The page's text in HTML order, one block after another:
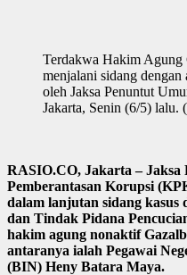
Terdakwa Hakim Agung
menjalani sidang dengan
oleh Jaksa Penuntut
Jakarta, Senin (6/5) lalu.
RASIO.CO, Jakarta – Jaksa
Pemberantasan Korupsi
dalam lanjutan sidang kasus
dan Tindak Pidana
hakim agung nonaktif
antaranya ialah Pegawai
(BIN) Heny Batara Maya.